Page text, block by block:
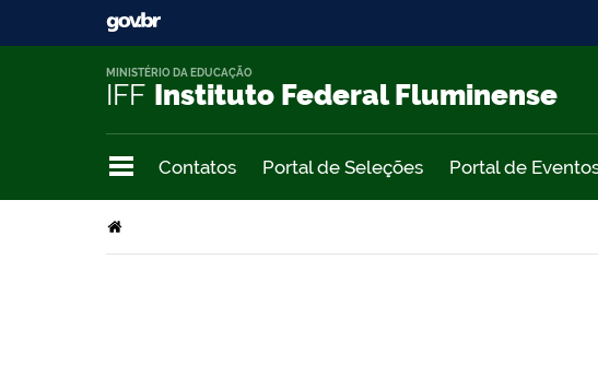
IFF Instituto Federal Fluminense
MINISTÉRIO DA EDUCAÇÃO
Contatos Portal de Seleções Portal de